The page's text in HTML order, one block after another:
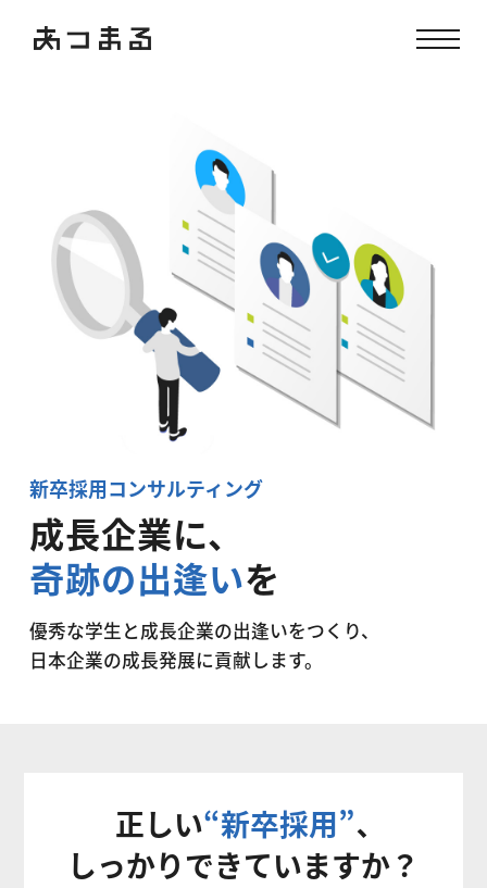
新卒採用コンサルティング
成長企業に、
奇跡の出逢いを
優秀な学生と成長企業の出逢いをつくり、
日本企業の成長発展に貢献します。
正しい“新卒採用”、
しっかりできていますか？